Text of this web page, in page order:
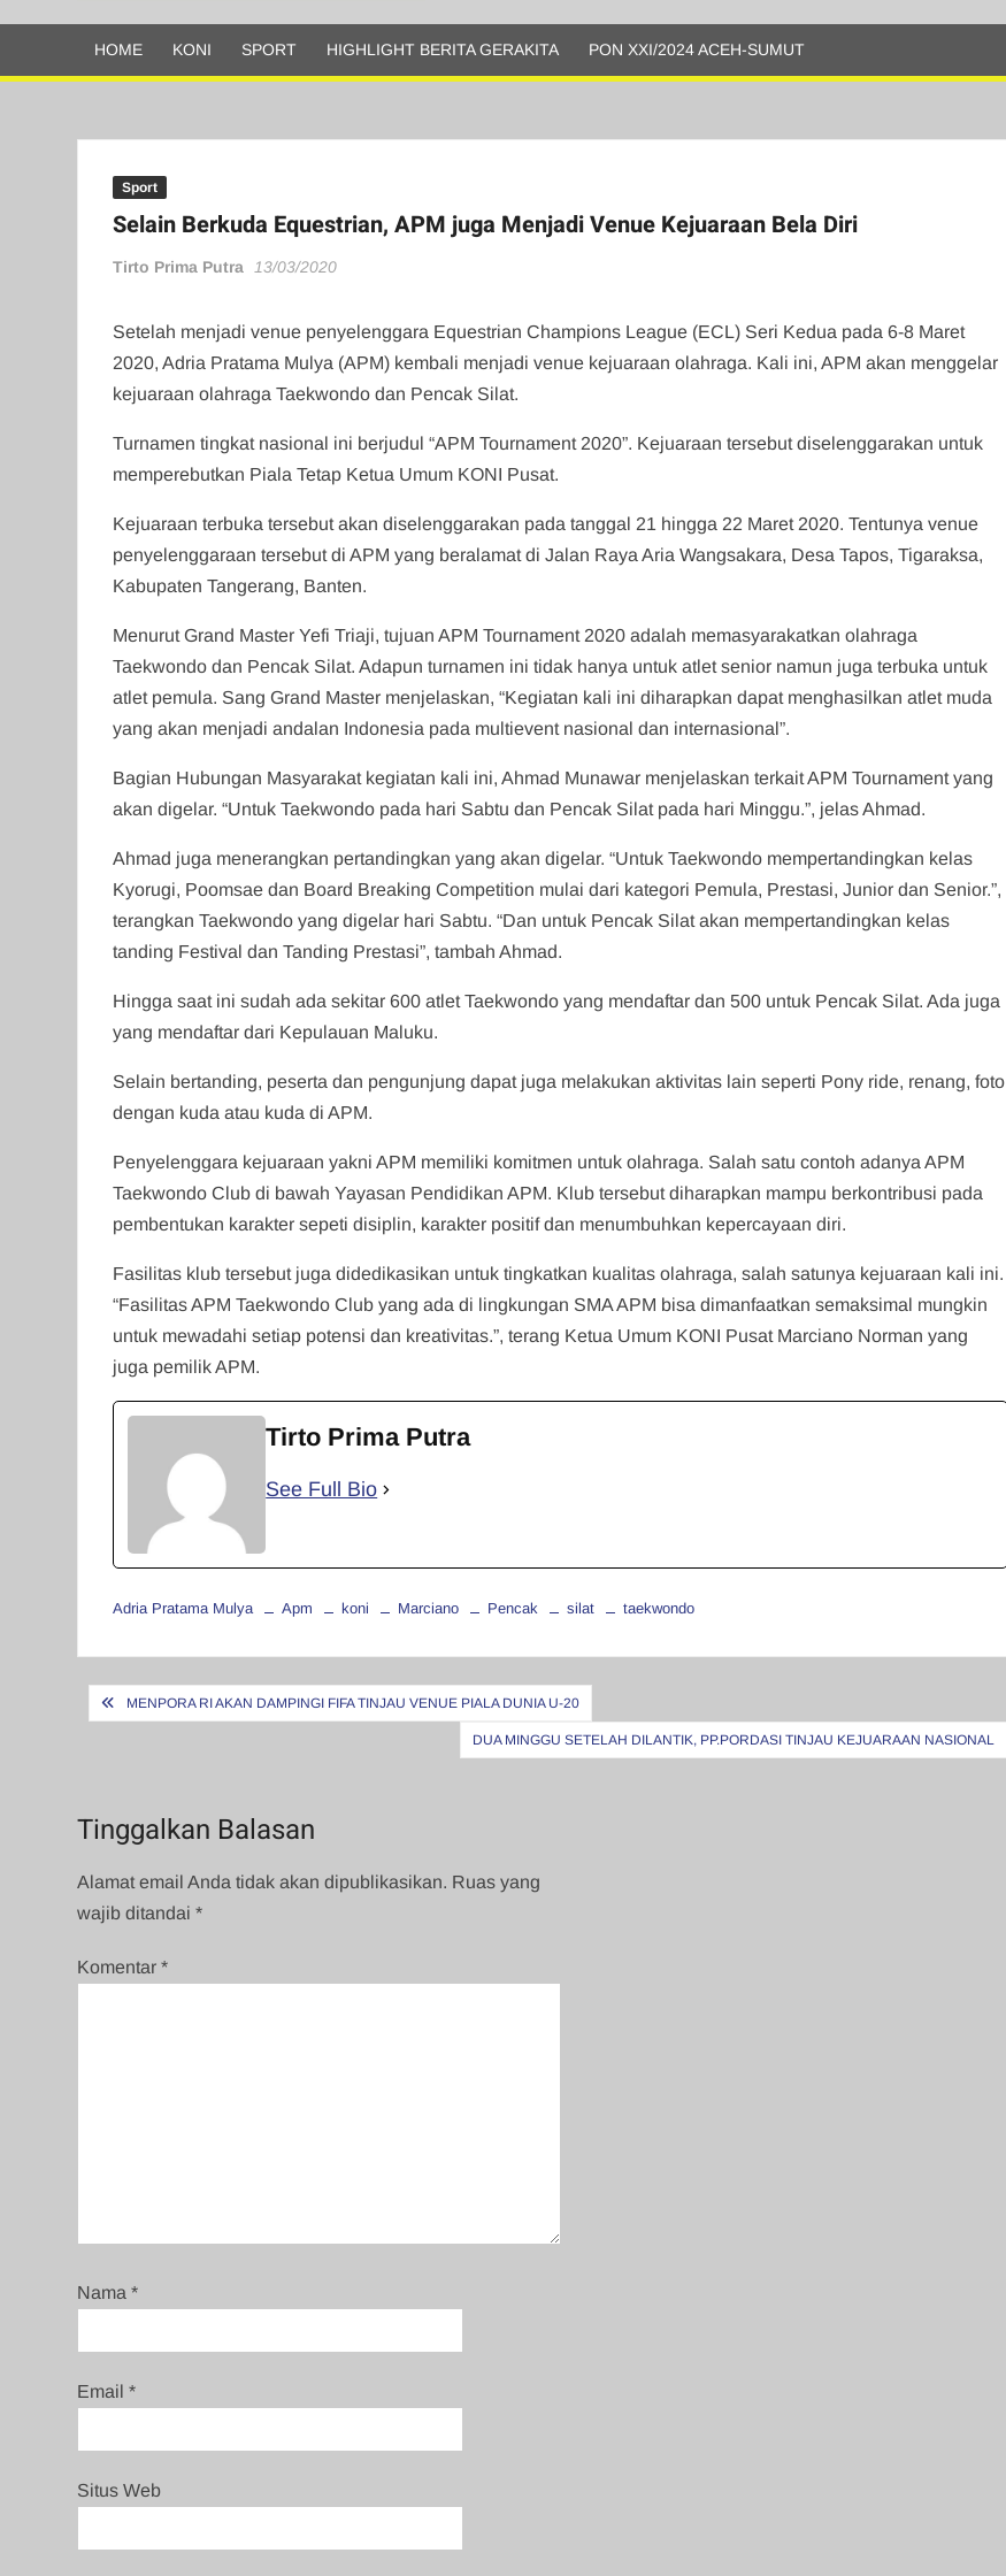
Olahraga
HOME KONI SPORT HIGHLIGHT BERITA GERAKITA PON XXI/2024 ACEH-SUMUT
Sport
Selain Berkuda Equestrian, APM juga Menjadi Venue Kejuaraan Bela Diri
Tirto Prima Putra 13/03/2020
Setelah menjadi venue penyelenggara Equestrian Champions League (ECL) Seri Kedua pada 6-8 Maret
2020, Adria Pratama Mulya (APM) kembali menjadi venue kejuaraan olahraga. Kali ini, APM akan menggelar
kejuaraan olahraga Taekwondo dan Pencak Silat.
Turnamen tingkat nasional ini berjudul “APM Tournament 2020”. Kejuaraan tersebut diselenggarakan untuk
memperebutkan Piala Tetap Ketua Umum KONI Pusat.
Kejuaraan terbuka tersebut akan diselenggarakan pada tanggal 21 hingga 22 Maret 2020. Tentunya venue
penyelenggaraan tersebut di APM yang beralamat di Jalan Raya Aria Wangsakara, Desa Tapos, Tigaraksa,
Kabupaten Tangerang, Banten.
Menurut Grand Master Yefi Triaji, tujuan APM Tournament 2020 adalah memasyarakatkan olahraga
Taekwondo dan Pencak Silat. Adapun turnamen ini tidak hanya untuk atlet senior namun juga terbuka untuk
atlet pemula. Sang Grand Master menjelaskan, “Kegiatan kali ini diharapkan dapat menghasilkan atlet muda
yang akan menjadi andalan Indonesia pada multievent nasional dan internasional”.
Bagian Hubungan Masyarakat kegiatan kali ini, Ahmad Munawar menjelaskan terkait APM Tournament yang
akan digelar. “Untuk Taekwondo pada hari Sabtu dan Pencak Silat pada hari Minggu.”, jelas Ahmad.
Ahmad juga menerangkan pertandingkan yang akan digelar. “Untuk Taekwondo mempertandingkan kelas
Kyorugi, Poomsae dan Board Breaking Competition mulai dari kategori Pemula, Prestasi, Junior dan Senior.”,
terangkan Taekwondo yang digelar hari Sabtu. “Dan untuk Pencak Silat akan mempertandingkan kelas
tanding Festival dan Tanding Prestasi”, tambah Ahmad.
Hingga saat ini sudah ada sekitar 600 atlet Taekwondo yang mendaftar dan 500 untuk Pencak Silat. Ada juga
yang mendaftar dari Kepulauan Maluku.
Selain bertanding, peserta dan pengunjung dapat juga melakukan aktivitas lain seperti Pony ride, renang, foto
dengan kuda atau kuda di APM.
Penyelenggara kejuaraan yakni APM memiliki komitmen untuk olahraga. Salah satu contoh adanya APM
Taekwondo Club di bawah Yayasan Pendidikan APM. Klub tersebut diharapkan mampu berkontribusi pada
pembentukan karakter sepeti disiplin, karakter positif dan menumbuhkan kepercayaan diri.
Fasilitas klub tersebut juga didedikasikan untuk tingkatkan kualitas olahraga, salah satunya kejuaraan kali ini.
“Fasilitas APM Taekwondo Club yang ada di lingkungan SMA APM bisa dimanfaatkan semaksimal mungkin
untuk mewadahi setiap potensi dan kreativitas.”, terang Ketua Umum KONI Pusat Marciano Norman yang
juga pemilik APM.
Tirto Prima Putra
See Full Bio
Adria Pratama Mulya Apm koni Marciano Pencak silat taekwondo
Navigasi
MENPORA RI AKAN DAMPINGI FIFA TINJAU VENUE PIALA DUNIA U-20
DUA MINGGU SETELAH DILANTIK, PP.PORDASI TINJAU KEJUARAAN NASIONAL
Tinggalkan Balasan
Alamat email Anda tidak akan dipublikasikan. Ruas yang
wajib ditandai*
Komentar*
Nama*
Email*
Situs Web